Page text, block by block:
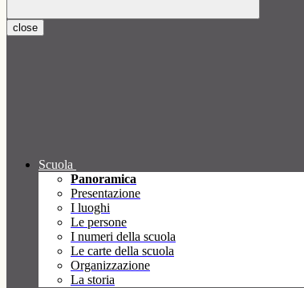
close
Scuola
Panoramica
Presentazione
I luoghi
Le persone
I numeri della scuola
Le carte della scuola
Organizzazione
La storia